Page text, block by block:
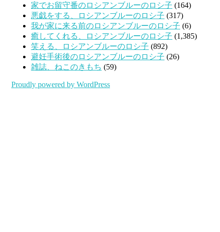
家でお留守番のロシアンブルーのロシ子 (164)
悪戯をする、ロシアンブルーのロシ子 (317)
我が家に来る前のロシアンブルーのロシ子 (6)
癒してくれる、ロシアンブルーのロシ子 (1,385)
笑える、ロシアンブルーのロシ子 (892)
避妊手術後のロシアンブルーのロシ子 (26)
雑誌、ねこのきもち (59)
Proudly powered by WordPress